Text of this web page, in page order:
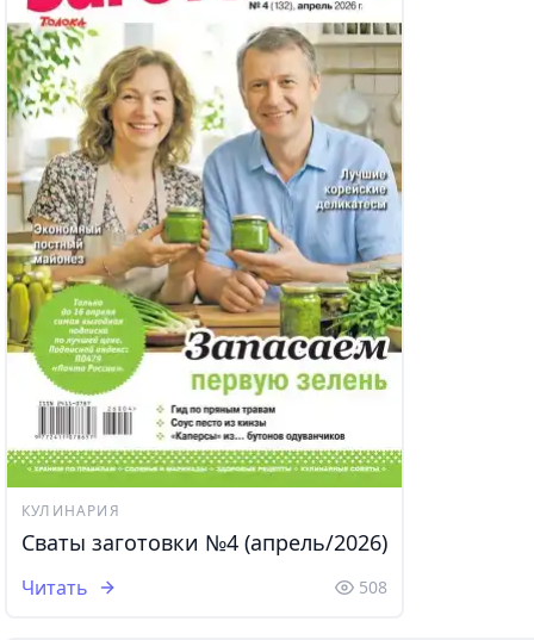
КУЛИНАРИЯ
Сваты заготовки №4 (апрель/2026)
Читать 508